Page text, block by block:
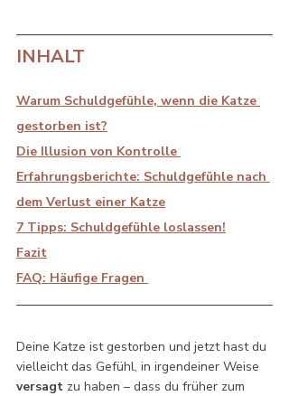
INHALT
Warum Schuldgefühle, wenn die Katze
gestorben ist?
Die Illusion von Kontrolle
Erfahrungsberichte: Schuldgefühle nach
dem Verlust einer Katze
7 Tipps: Schuldgefühle loslassen!
Fazit
FAQ: Häufige Fragen
Deine Katze ist gestorben und jetzt hast du
vielleicht das Gefühl, in irgendeiner Weise
versagt zu haben – dass du früher zum